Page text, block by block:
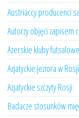
Austriaccy producenci
Autorzy objęci zapisem
Azerskie kluby futsalowe
Azjatyckie jeziora w Rosji
Azjatyckie szczyty Rosji
Badacze stosunków